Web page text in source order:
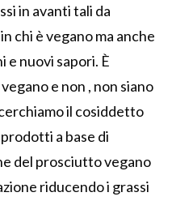
in avanti tali da
chi è vegano ma anche
e nuovi sapori. È
e non , non siano
il cosiddetto
a base di
del prosciutto vegano
riducendo i grassi